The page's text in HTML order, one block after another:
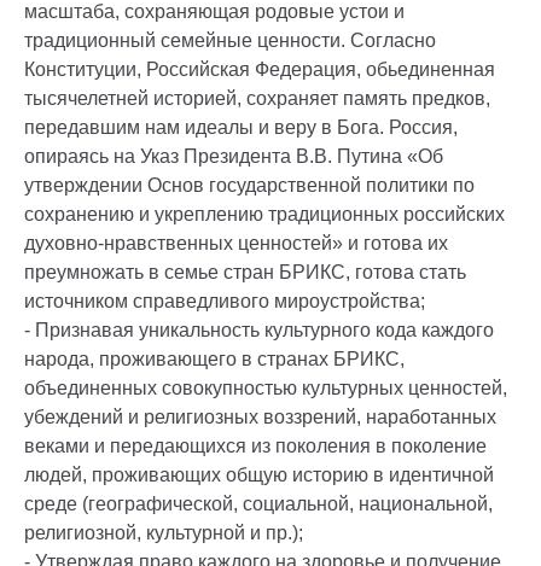
масштаба, сохраняющая родовые устои и
традиционный семейные ценности. Согласно
Конституции, Российская Федерация, обьединенная
тысячелетней историей, сохраняет память предков,
передавшим нам идеалы и веру в Бога. Россия,
опираясь на Указ Президента В.В. Путина «Об
утверждении Основ государственной политики по
сохранению и укреплению традиционных российских
духовно-нравственных ценностей» и готова их
преумножать в семье стран БРИКС, готова стать
источником справедливого мироустройства;
- Признавая уникальность культурного кода каждого
народа, проживающего в странах БРИКС,
объединенных совокупностью культурных ценностей,
убеждений и религиозных воззрений, наработанных
веками и передающихся из поколения в поколение
людей, проживающих общую историю в идентичной
среде (географической, социальной, национальной,
религиозной, культурной и пр.);